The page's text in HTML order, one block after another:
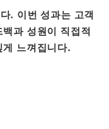
. 이번 성과는 고객
과 성원이 직접적
느껴집니다.